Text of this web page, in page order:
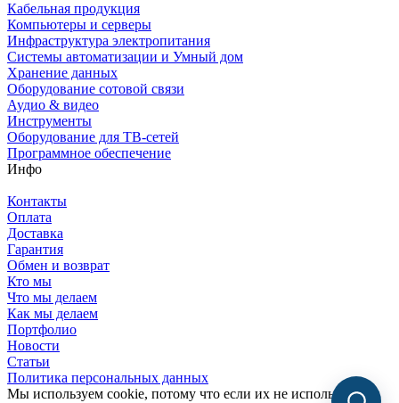
Кабельная продукция
Компьютеры и серверы
Инфраструктура электропитания
Системы автоматизации и Умный дом
Хранение данных
Оборудование сотовой связи
Аудио & видео
Инструменты
Оборудование для ТВ-сетей
Программное обеспечение
Инфо
Контакты
Оплата
Доставка
Гарантия
Обмен и возврат
Кто мы
Что мы делаем
Как мы делаем
Портфолио
Новости
Статьи
Политика персональных данных
Мы используем cookie, потому что если их не использовать,